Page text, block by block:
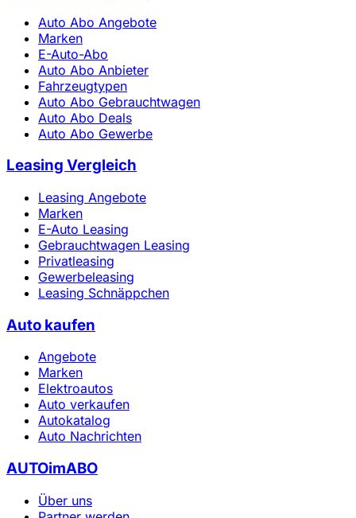
Auto Abo Angebote
Marken
E-Auto-Abo
Auto Abo Anbieter
Fahrzeugtypen
Auto Abo Gebrauchtwagen
Auto Abo Deals
Auto Abo Gewerbe
Leasing Vergleich
Leasing Angebote
Marken
E-Auto Leasing
Gebrauchtwagen Leasing
Privatleasing
Gewerbeleasing
Leasing Schnäppchen
Auto kaufen
Angebote
Marken
Elektroautos
Auto verkaufen
Autokatalog
Auto Nachrichten
AUTOimABO
Über uns